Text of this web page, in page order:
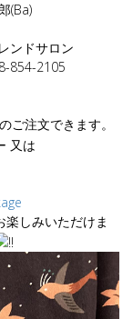
(Ba)
ドサロン
2105
のご注文できます。
又は
しみいただけま